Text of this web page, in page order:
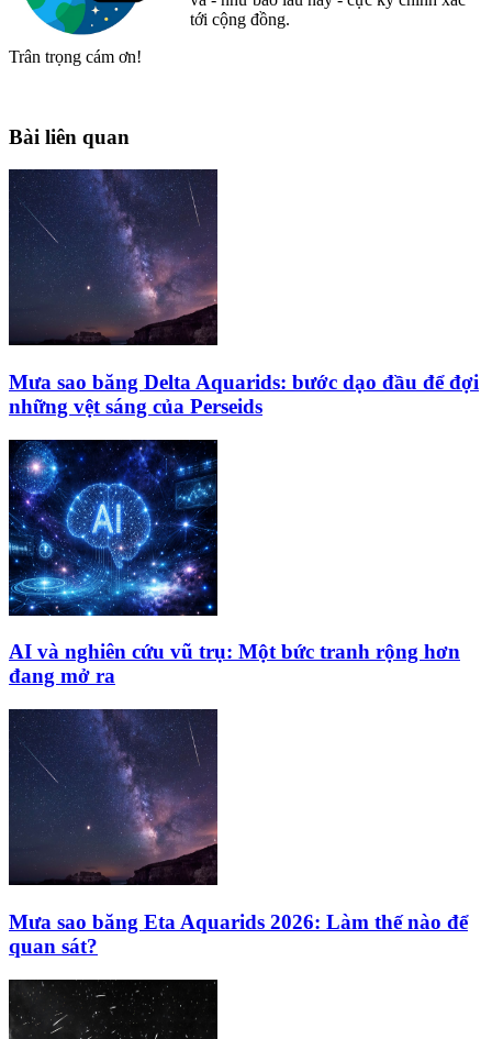
tới cộng đồng.
Trân trọng cám ơn!
Bài liên quan
Mưa sao băng Delta Aquarids: bước dạo đầu để đợi
những vệt sáng của Perseids
AI và nghiên cứu vũ trụ: Một bức tranh rộng hơn
đang mở ra
Mưa sao băng Eta Aquarids 2026: Làm thế nào để
quan sát?